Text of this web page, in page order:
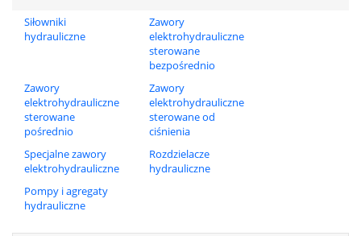
Siłowniki
hydrauliczne
Zawory
elektrohydrauliczne
sterowane
bezpośrednio
Zawory
elektrohydrauliczne
sterowane
pośrednio
Zawory
elektrohydrauliczne
sterowane od
ciśnienia
Specjalne zawory
elektrohydrauliczne
Rozdzielacze
hydrauliczne
Pompy i agregaty
hydrauliczne